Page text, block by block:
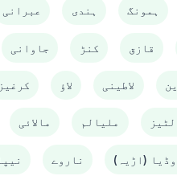
عبرانی ہندی ہمونگ
جاوانی کنڑ قازق
کرغیز لاؤ لاطینی
مالائی ملیالم
ناروے (اڑیہ)